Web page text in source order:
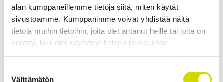
alan kumppaneillemme tietoja siitä, miten käytät
sivustoamme. Kumppanimme voivat yhdistää näitä
tietoja muihin tietoihin, joita olet antanut heille tai joita on
kerätty, kun olet käyttänyt heidän palvelujaan.
Välttämätön
Yhteensopivuus:Cubo U
Tuotekoodi:
UFEP203016
Casemet Cubo U -kotelo on hyvä valinta vaativiin olosuhteisiin. Ne
ovat pölytiiviitä, kestävät upotuksen ja niillä on korkea
lämmönkesto. Kaikissa koteloissa on korkealaatuinen saumaton
Saranallisen version ovi aukeaa 210 astetta. Pohja- ja kansiosassa on
kiinnityskorvat.